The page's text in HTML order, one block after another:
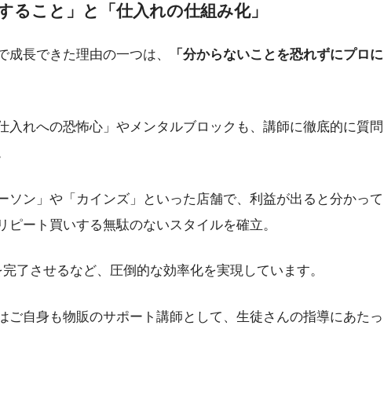
ること」と「仕入れの仕組み化」
長できた理由の一つは、
「分からないことを恐れずにプロに
入れへの恐怖心」やメンタルブロックも、講師に徹底的に質問
ソン」や「カインズ」といった店舗で、利益が出ると分かって
ピート買いする無駄のないスタイルを確立。
了させるなど、圧倒的な効率化を実現しています。
ご自身も物販のサポート講師として、生徒さんの指導にあたっ